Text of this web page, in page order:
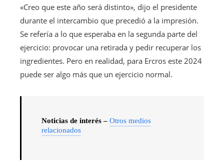
«Creo que este año será distinto», dijo el presidente
durante el intercambio que precedió a la impresión.
Se refería a lo que esperaba en la segunda parte del
ejercicio: provocar una retirada y pedir recuperar los
ingredientes. Pero en realidad, para Ercros este 2024
puede ser algo más que un ejercicio normal.
Noticias de interés – Otros medios
relacionados